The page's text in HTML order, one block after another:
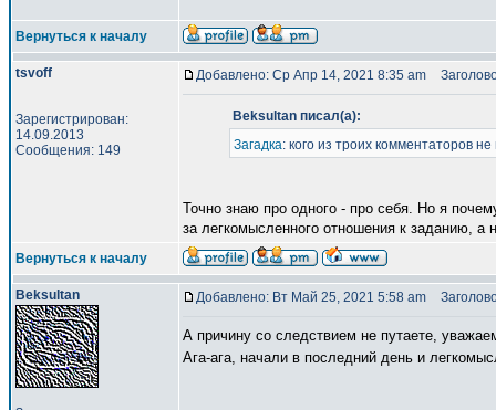
Вернуться к началу
tsvoff
Зарегистрирован:
14.09.2013
Сообщения: 149
Добавлено: Ср Апр 14, 2021 8:35 am
Beksultan писал(а):
Загадка: кого из троих комментаторов
Точно знаю про одного - про себя. Но я
за легкомысленного отношения к заданию,
Вернуться к началу
Beksultan Добавлено: Вт Май 25, 2021 5:58 am
А причину со следствием не путаете,
Ага-ага, начали в последний день и